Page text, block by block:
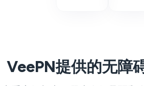
VeePN提供的无障